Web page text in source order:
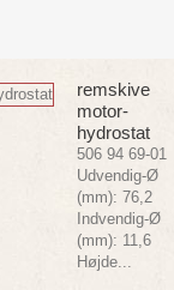
remskive
motor-
hydrostat
506 94 69-01
Udvendig-Ø
(mm): 76,2
Indvendig-Ø
(mm): 11,6
Højde...